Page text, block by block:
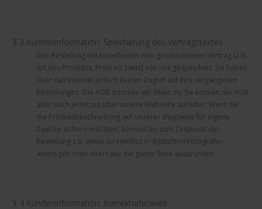
§ 3 Kundeninformation: Speicherung des Vertragstextes
Ihre Bestellung mit Einzelheiten zum geschlossenen Vertrag (z.B.
Art des Produkts, Preis etc.) wird von uns gespeichert. Sie haben
über das Internet jedoch keinen Zugriff auf Ihre vergangenen
Bestellungen. Die AGB schicken wir Ihnen zu, Sie können die AGB
aber auch jederzeit über unsere Webseite aufrufen. Wenn Sie
die Produktbeschreibung auf unserer Shopseite für eigene
Zwecke sichern möchten, können Sie zum Zeitpunkt der
Bestellung z.B. einen Screenshot (= Bildschirmfotografie)
anfertigen oder alternativ die ganze Seite ausdrucken.
§ 4 Kundeninformation: Korrekturhinweis